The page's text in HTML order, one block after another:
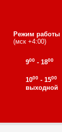
Режим работы
(мск +4:00)
900 - 1800
1000 - 1500
выходной